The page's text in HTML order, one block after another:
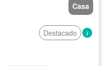
Casa
Destacado